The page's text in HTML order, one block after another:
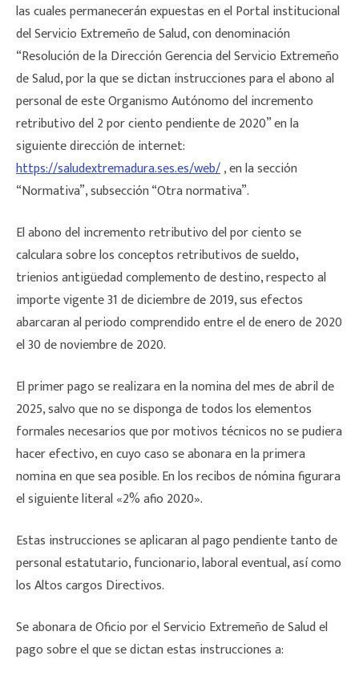
las cuales permanecerán expuestas en el Portal institucional
del Servicio Extremeño de Salud, con denominación
“Resolución de la Dirección Gerencia del Servicio Extremeño
de Salud, por la que se dictan instrucciones para el abono al
personal de este Organismo Autónomo del incremento
retributivo del 2 por ciento pendiente de 2020” en la
siguiente dirección de internet:
https://saludextremadura.ses.es/web/, en la sección
“Normativa”, subsección “Otra normativa”.
El abono del incremento retributivo del por ciento se
calculara sobre los conceptos retributivos de sueldo,
trienios antigüedad complemento de destino, respecto al
importe vigente 31 de diciembre de 2019, sus efectos
abarcaran al periodo comprendido entre el de enero de 2020
el 30 de noviembre de 2020.
El primer pago se realizara en la nomina del mes de abril de
2025, salvo que no se disponga de todos los elementos
formales necesarios que por motivos técnicos no se pudiera
hacer efectivo, en cuyo caso se abonara en la primera
nomina en que sea posible. En los recibos de nómina figurara
el siguiente literal «2% afio 2020».
Estas instrucciones se aplicaran al pago pendiente tanto de
personal estatutario, funcionario, laboral eventual, así como
los Altos cargos Directivos.
Se abonara de Oficio por el Servicio Extremeño de Salud el
pago sobre el que se dictan estas instrucciones a: